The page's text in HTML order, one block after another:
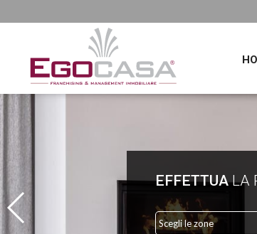
EFFETTUALA
Scegli le zone